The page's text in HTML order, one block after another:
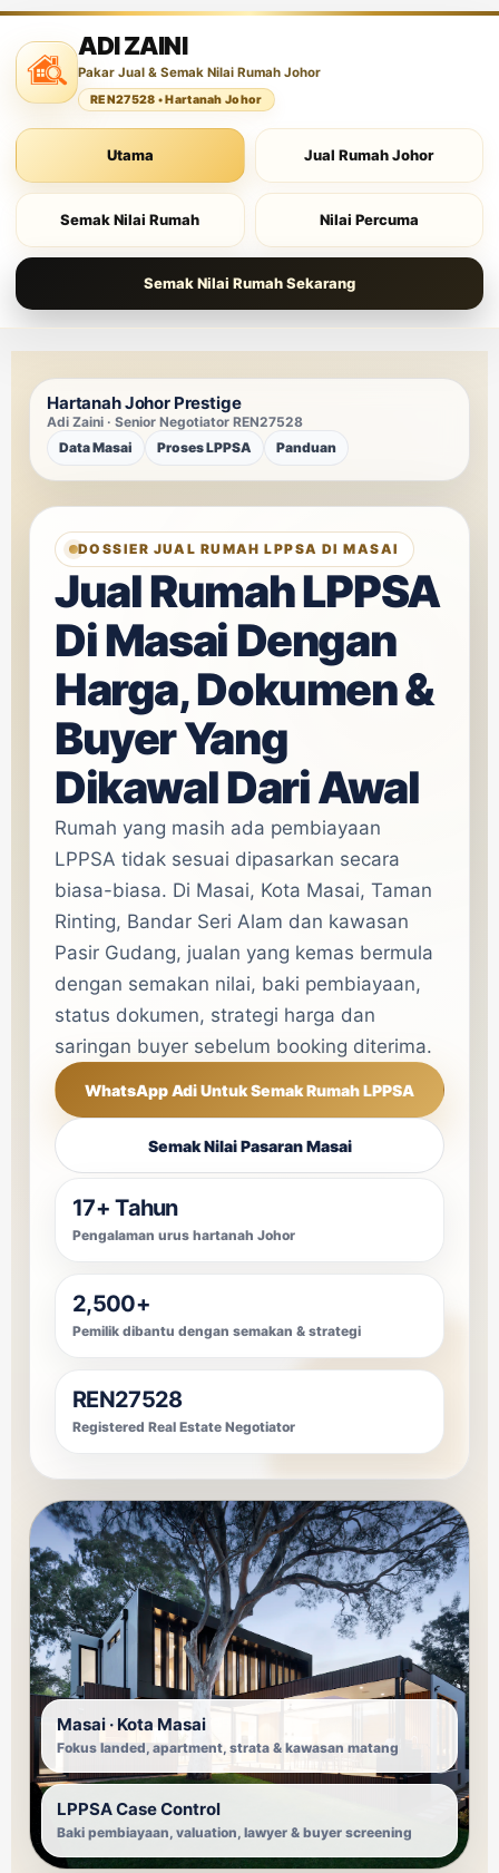
ADI ZAINI
Pakar Jual & Semak Nilai Rumah Johor
REN27528 • Hartanah Johor
Utama Jual Rumah Johor
Semak Nilai Rumah Nilai Percuma
Semak Nilai Rumah Sekarang
Hartanah JohorPrestige
Adi Zaini · Senior Negotiator REN27528
Data Masai
Proses LPPSA Panduan
DOSSIER JUAL RUMAH LPPSA DI MASAI
Jual Rumah LPPSA
Di Masai Dengan
Harga, Dokumen &
Buyer Yang
Dikawal Dari Awal
Rumah yang masih ada pembiayaan
LPPSA tidak sesuai dipasarkan secara
biasa-biasa. Di Masai, Kota Masai, Taman
Rinting, Bandar Seri Alam dan kawasan
Pasir Gudang, jualan yang kemas bermula
dengan semakan nilai, baki pembiayaan,
status dokumen, strategi harga dan
saringan buyer sebelum booking diterima.
WhatsApp Adi Untuk Semak Rumah LPPSA
Semak Nilai Pasaran Masai
17+ Tahun
Pengalaman urus hartanah Johor
2,500+
Pemilik dibantu dengan semakan & strategi
REN27528
Registered Real Estate Negotiator
Masai · Kota Masai
Fokus landed, apartment, strata & kawasan matang
LPPSA Case Control
Baki pembiayaan, valuation, lawyer & buyer screening